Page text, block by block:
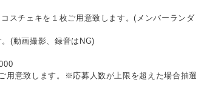
スチェキを１枚ご用意致します。(メンバーランダ
(動画撮影、録音はNG)
用意致します。※応募人数が上限を超えた場合抽選